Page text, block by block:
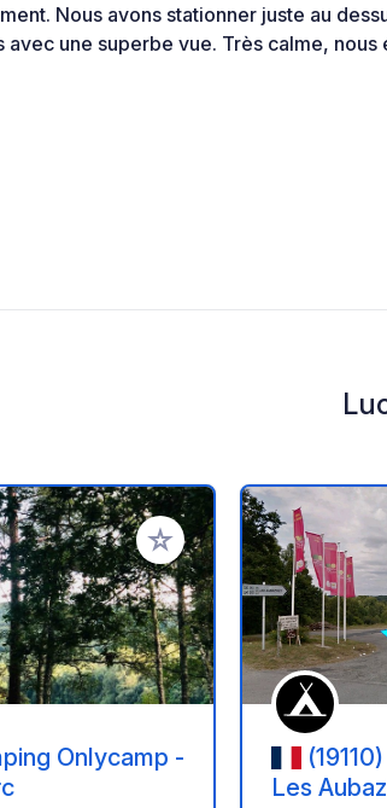
Nous avons stationner juste au
avec une superbe vue. Très calme, nous
Aggiungi ai tuoi preferiti
Onlycamp -
Les